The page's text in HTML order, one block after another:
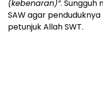
(kebenaran)”. Sungguh
SAW agar
petunjuk Allah SWT.